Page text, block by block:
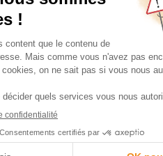
financière. En
financière positive.
liés aux emprunts et
de l'entreprise.